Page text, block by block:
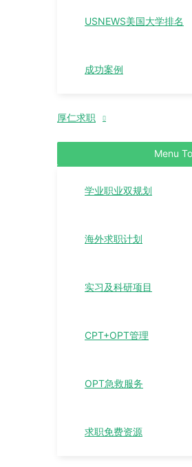
USNEWS美国大学排名
成功案例
厚仁求职
Menu
学业职业双规划
海外求职计划
实习及科研项目
CPT+OPT管理
OPT急救服务
求职免费资源